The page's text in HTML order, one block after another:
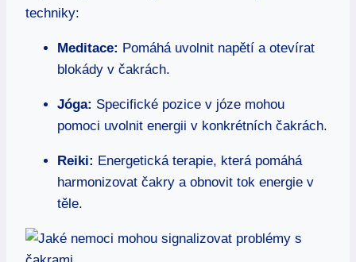
techniky:
Meditace: Pomáhá uvolnit napětí a otevírat
blokády v čakrách.
Jóga: Specifické pozice v józe mohou
pomoci uvolnit energii v konkrétních čakrách.
Reiki: Energetická terapie, která pomáhá
harmonizovat čakry a obnovit tok energie v
těle.